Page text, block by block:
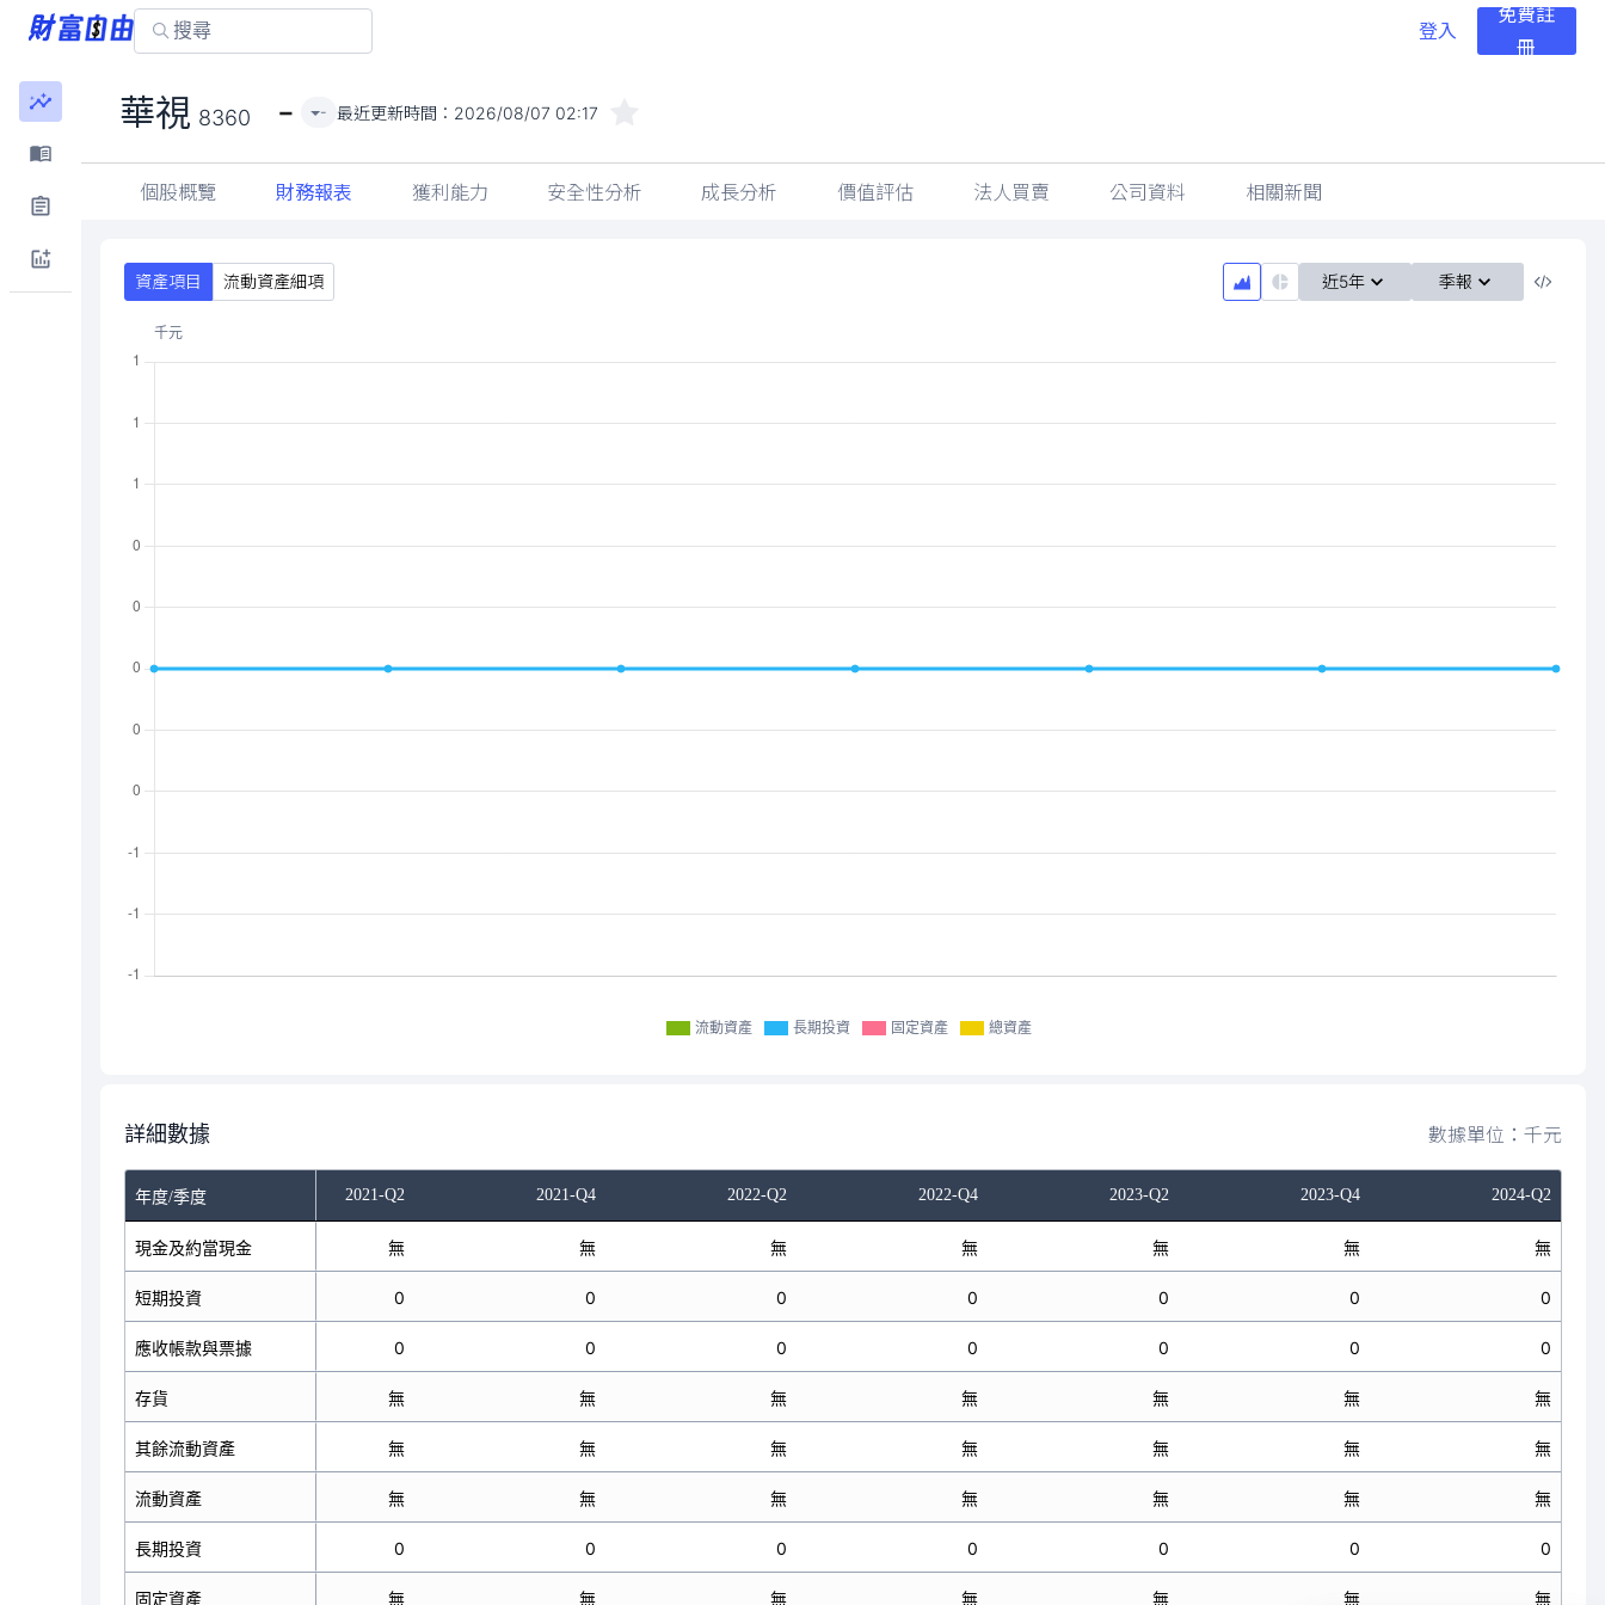
登入
免費註
冊
華視 8360 - - 最近更新時間： 2026/08/07 02:17
個股概覽 財務報表 獲利能力 安全性分析 成長分析 價值評估 法人買賣 公司資料 相關新聞
資產項目 流動資產細項 近5年 季報
流動資產 長期投資 固定資產 總資產
詳細數據 數據單位：千元
年度/季度 2021-Q2 2021-Q4 2022-Q2 2022-Q4 2023-Q2 2023-Q4 2024-Q2
現金及約當現金
短期投資
應收帳款與票據
存貨
其餘流動資產
流動資產
長期投資
固定資產
無 無 無 無 無 無 無
0 0 0 0 0 0 0
0 0 0 0 0 0 0
無 無 無 無 無 無 無
無 無 無 無 無 無 無
無 無 無 無 無 無 無
0 0 0 0 0 0 0
無 無 無 無 無 無 無